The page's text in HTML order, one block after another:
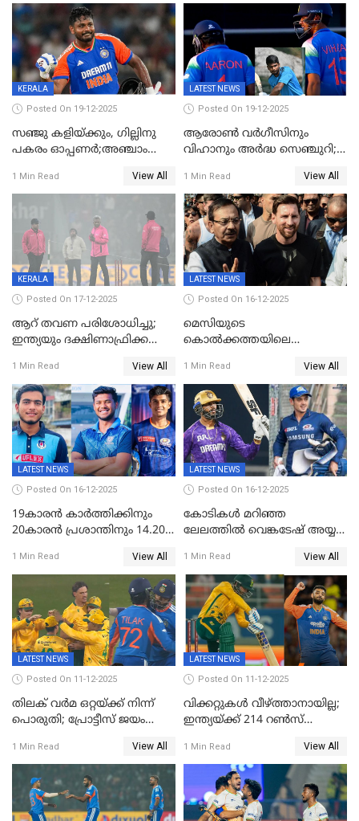
KERALA
Posted On 19-12-2025
സഞ്ജു കളിയ്ക്കും, ഗില്ലിനു
പകരം ഓപ്പണർ;അഞ്ചാം
മാറ്റം
1 Min Read View All
LATEST NEWS
Posted On 19-12-2025
ആരോൺ വർഗീസിനും
വിഹാനും അർദ്ധ സെഞ്ചുറി;
ഇന്ത്യ ഫൈനലിൽ
1 Min Read View All
KERALA
Posted On 17-12-2025
ആറ് തവണ പരിശോധിച്ചു;
ഇന്ത്യയും ദക്ഷിണാഫ്രിക്കയും
ഉപേക്ഷിച്ചു
1 Min Read View All
LATEST NEWS
Posted On 16-12-2025
മെസിയുടെ
കൊൽക്കത്തയിലെ
സംഘർഷം: കായിക മന്ത്രി
അരൂപ് ബിശ്വാസ് രാജിവച്ചു
1 Min Read View All
LATEST NEWS
Posted On 16-12-2025
19കാരൻ കാർത്തിക്കിനും
20കാരൻ പ്രശാന്തിനും 14.20
കോടിക്ക് ഡൽഹിയിൽ;
മലയാളി താരം വിഘ്നേഷ്
പുത്തുർ രാജസ്ഥാനിൽ
1 Min Read View All
LATEST NEWS
Posted On 16-12-2025
കോടികൾ മറിഞ്ഞ
ലേലത്തിൽ വെങ്കടേഷ് അയ്യര്‍
ബംഗളൂരുവില്‍; ക്വിന്റണ്‍ ഡി
കോക്ക് മുംബൈ
ഇന്ത്യന്‍സില്‍; 25കോടിക്ക്
കാമറൂൺ ഗ്രീൻ
കൊൽക്കത്തയിൽ
1 Min Read View All
LATEST NEWS
Posted On 11-12-2025
തിലക് വർമ ഒറ്റയ്ക്ക് നിന്ന്
പൊരുതി; പ്രോട്ടീസ് ജയം
1 Min Read View All
LATEST NEWS
Posted On 11-12-2025
വിക്കറ്റുകൾ വീഴ്ത്താനായില്ല;
ഇന്ത്യയ്ക്ക് 214 റൺസ്
ഡികോക്ക് കസറി
1 Min Read View All